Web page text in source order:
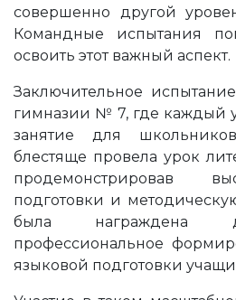
совершенно другой
Командные испытания
освоить этот важный аспект.
Заключительное
гимназии № 7, где каждый
занятие для
блестяще провела урок
продемонстрировав
подготовки и
была награждена
профессиональное
языковой подготовки